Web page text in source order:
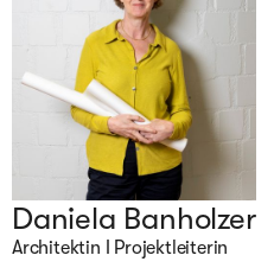
Daniela Banholzer
Architektin I Projektleiterin